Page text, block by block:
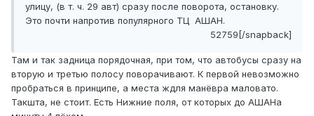
улицу, (в т. ч. 29 авт) сразу после поворота, остановку.
Это почти напротив популярного ТЦ АШАН.
52759[/snapback]
Там и так задница порядочная, при том, что автобусы сразу на
вторую и третью полосу поворачивают. К первой невозможно
пробраться в принципе, а места ждля манёвра маловато.
Такшта, не стоит. Есть Нижние поля, от которых до АШАНа